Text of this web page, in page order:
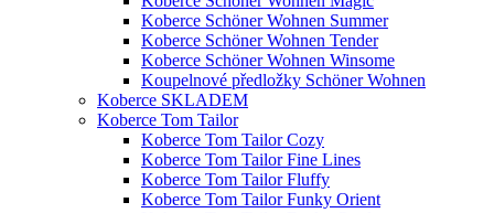
Koberce Schöner Wohnen Summer
Koberce Schöner Wohnen Tender
Koberce Schöner Wohnen Winsome
Koupelnové předložky Schöner Wohnen
Koberce SKLADEM
Koberce Tom Tailor
Koberce Tom Tailor Cozy
Koberce Tom Tailor Fine Lines
Koberce Tom Tailor Fluffy
Koberce Tom Tailor Funky Orient